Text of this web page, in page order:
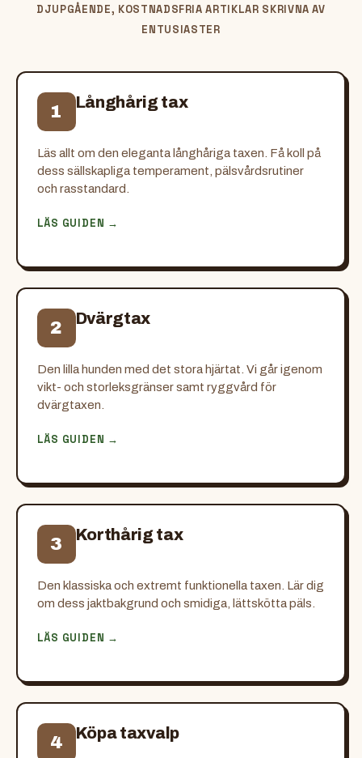
DJUPGÅENDE, KOSTNADSFRIA ARTIKLAR SKRIVNA AV
ENTUSIASTER
1 Långhårig tax
Läs allt om den eleganta långhåriga taxen. Få koll på
dess sällskapliga temperament, pälsvårdsrutiner
och rasstandard.
LÄS GUIDEN →
2 Dvärgtax
Den lilla hunden med det stora hjärtat. Vi går igenom
vikt- och storleksgränser samt ryggvård för
dvärgtaxen.
LÄS GUIDEN →
3 Korthårig tax
Den klassiska och extremt funktionella taxen. Lär dig
om dess jaktbakgrund och smidiga, lättskötta päls.
LÄS GUIDEN →
4 Köpa taxvalp